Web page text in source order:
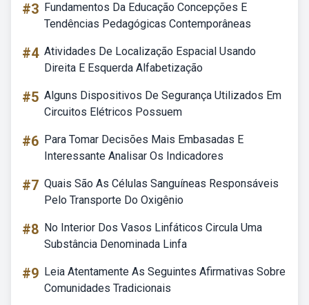
#3 Fundamentos Da Educação Concepções E
Tendências Pedagógicas Contemporâneas
#4 Atividades De Localização Espacial Usando
Direita E Esquerda Alfabetização
#5 Alguns Dispositivos De Segurança Utilizados Em
Circuitos Elétricos Possuem
#6 Para Tomar Decisões Mais Embasadas E
Interessante Analisar Os Indicadores
#7 Quais São As Células Sanguíneas Responsáveis
Pelo Transporte Do Oxigênio
#8 No Interior Dos Vasos Linfáticos Circula Uma
Substância Denominada Linfa
#9 Leia Atentamente As Seguintes Afirmativas Sobre
Comunidades Tradicionais